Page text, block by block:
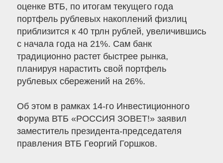
оценке ВТБ, по итогам текущего года
портфель рублевых накоплений физлиц
приблизится к 40 трлн рублей, увеличившись
с начала года на 21%. Сам банк
традиционно растет быстрее рынка,
планируя нарастить свой портфель
рублевых сбережений на 26%.
Об этом в рамках 14-го Инвестиционного
Форума ВТБ «РОССИЯ ЗОВЕТ!» заявил
заместитель президента-председателя
правления ВТБ Георгий Горшков.